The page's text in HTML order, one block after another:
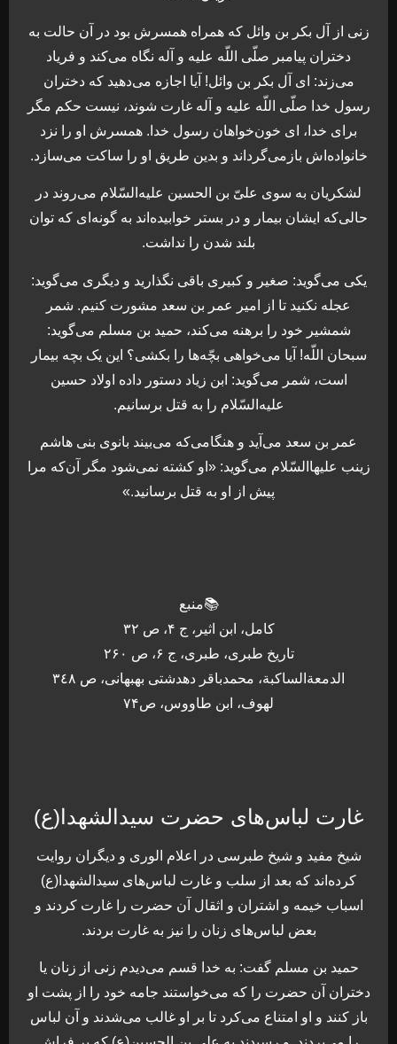
زنی از آل بکر بن وائل که همراه همسرش بود در آن حالت به
دختران پیامبر صلّی اللّه علیه و آله نگاه می‌کند و فریاد
می‌زند: ای آل بکر بن وائل! آیا اجازه می‌دهید که دختران
رسول خدا صلّی اللّه علیه و آله غارت شوند، نیست حکم مگر
برای خدا، ای خون‌خواهان رسول خدا. همسرش او را نزد
خانواده‌اش بازمی‌گرداند و بدین طریق او را ساکت می‌سازد.
لشکریان به سوی علیّ بن الحسین علیه‌السّلام می‌روند در
حالی‌که ایشان بیمار و در بستر خوابیده‌اند به گونه‌ای که توان
بلند شدن را نداشت.
یکی می‌گوید: صغیر و کبیری باقی نگذارید و دیگری می‌گوید:
عجله نکنید تا از امیر عمر بن سعد مشورت کنیم. شمر
شمشیر خود را برهنه می‌کند، حمید بن مسلم می‌گوید:
سبحان اللّه! آیا می‌خواهی بچّه‌ها را بکشی؟ این یک بچه بیمار
است، شمر می‌گوید: ابن زیاد دستور داده اولاد حسین
علیه‌السّلام را به قتل برسانیم.
عمر بن سعد می‌آید و هنگامی‌که می‌بیند بانوی بنی هاشم
زینب علیهاالسّلام می‌گوید: «او کشته نمی‌شود مگر آن‌که مرا
پیش از او به قتل برسانید.»
📚منبع
کامل، ابن اثیر، ج ۴، ص ۳۲
تاریخ طبری، طبری، ج ۶، ص ۲۶۰
الدمعةالساكبة، محمدباقر دهدشتی بهبهانی، ص ٣٤٨
لهوف، ابن طاووس، ص۷۴
غارت لباس‌های حضرت سیدالشهدا(ع)
شیخ مفید و شیخ طبرسی در اعلام الوری و دیگران روایت
کرده‌اند که بعد از سلب و غارت لباس‌های سیدالشهدا(ع)
اسباب خیمه و اشتران و اثقال آن حضرت را غارت کردند و
بعض لباس‌های زنان را نیز به غارت بردند.
حمید بن مسلم گفت: به خدا قسم می‌دیدم زنی از زنان یا
دختران آن حضرت را که می‌خواستند جامه خود را از پشت او
باز کنند و او امتناع می‌کرد تا بر او غالب می‌شدند و آن لباس